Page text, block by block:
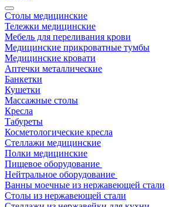
Столы медицинские
Тележки медицинские
Мебель для переливания крови
Медицинские прикроватные тумбы
Медицинские кровати
Аптечки металлические
Банкетки
Кушетки
Массажные столы
Кресла
Табуреты
Косметологические кресла
Стеллажи медицинские
Полки медицинские
Пищевое оборудование
Нейтральное оборудование
Ванны моечные из нержавеющей стали
Столы из нержавеющей стали